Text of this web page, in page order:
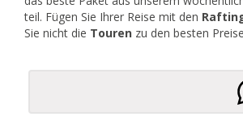
teil. Fügen Sie Ihrer Reise mit den
Sie nicht die Touren zu den besten